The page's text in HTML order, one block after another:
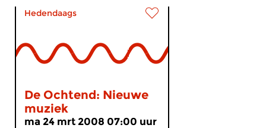
Hedendaags
De Ochtend: Nieuwe
muziek
ma 24 mrt 2008 07:00 uur